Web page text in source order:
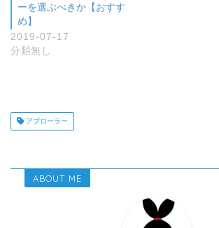
ーを選ぶべきか【おすす
め】
2019-07-17
分類無し
アブローラー
ABOUT ME